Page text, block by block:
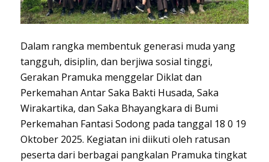
Dalam rangka membentuk generasi muda yang
tangguh, disiplin, dan berjiwa sosial tinggi,
Gerakan Pramuka menggelar Diklat dan
Perkemahan Antar Saka Bakti Husada, Saka
Wirakartika, dan Saka Bhayangkara di Bumi
Perkemahan Fantasi Sodong pada tanggal 18 0 19
Oktober 2025. Kegiatan ini diikuti oleh ratusan
peserta dari berbagai pangkalan Pramuka tingkat